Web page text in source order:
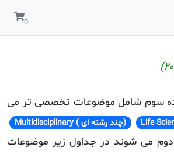
رده سوم شامل موضوعات تخصصی تر می
(چند رشته ای ) Multidisciplinary
می شوند در جداول زیر موضوعات